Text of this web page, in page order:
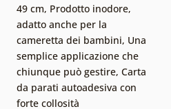
49 cm, Prodotto inodore,
adatto anche per la
cameretta dei bambini, Una
semplice applicazione che
chiunque può gestire, Carta
da parati autoadesiva con
forte collosità